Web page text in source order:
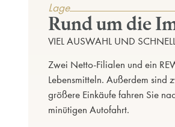
Lage
Rund um die
VIEL AUSWAHL UND
Zwei Netto-Filialen und ein
Lebensmitteln. Außerdem sind
größere Einkäufe fahren Sie
minütigen Autofahrt.